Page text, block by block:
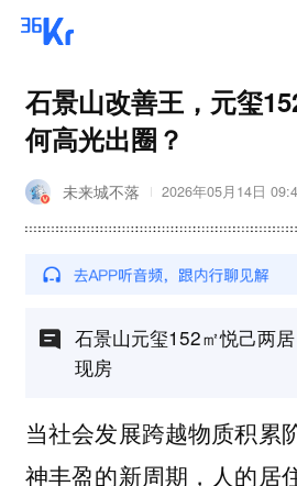
石景山改善王，元玺
何高光出圈？
未来城不落 2026年05月14日
石景山元玺152㎡悦己两
现房
当社会发展跨越物质积累
神丰盈的新周期，人的居